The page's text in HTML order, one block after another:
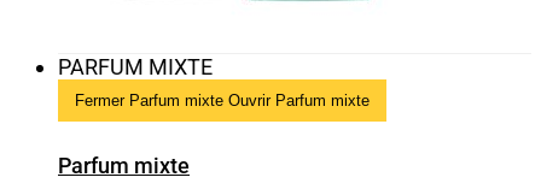
PARFUM MIXTE
Fermer Parfum mixte Ouvrir Parfum mixte
Parfum mixte